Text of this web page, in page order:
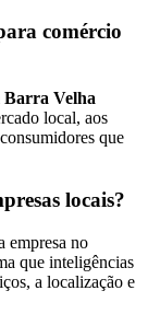
comércio
Barra Velha
local, aos
que
locais?
empresa no
que inteligências
a localização e